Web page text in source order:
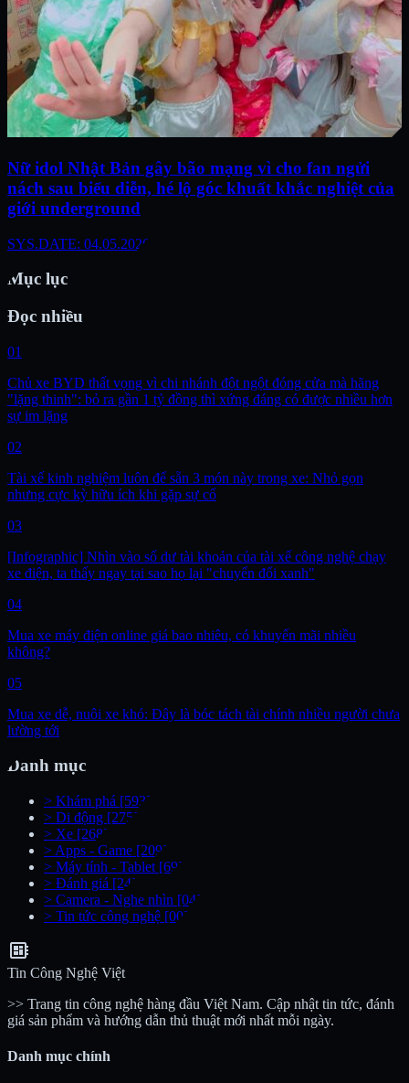
Nữ idol Nhật Bản gây bão mạng vì cho fan ngửi
nách sau biểu diễn, hé lộ góc khuất khắc nghiệt của
giới underground
SYS.DATE: 04.05.2026
Mục lục
Đọc nhiều
01
Chủ xe BYD thất vọng vì chi nhánh đột ngột đóng cửa mà hãng
"lặng thinh": bỏ ra gần 1 tỷ đồng thì xứng đáng có được nhiều hơn
sự im lặng
02
Tài xế kinh nghiệm luôn để sẵn 3 món này trong xe: Nhỏ gọn
nhưng cực kỳ hữu ích khi gặp sự cố
03
[Infographic] Nhìn vào số dư tài khoản của tài xế công nghệ chạy
xe điện, ta thấy ngay tại sao họ lại "chuyển đổi xanh"
04
Mua xe máy điện online giá bao nhiêu, có khuyến mãi nhiều
không?
05
Mua xe dễ, nuôi xe khó: Đây là bóc tách tài chính nhiều người chưa
lường tới
Danh mục
> Khám phá [593]
> Di động [275]
> Xe [268]
> Apps - Game [209]
> Máy tính - Tablet [69]
> Đánh giá [24]
> Camera - Nghe nhìn [04]
> Tin tức công nghệ [00]
developer_board
Tin Công Nghệ Việt
>> Trang tin công nghệ hàng đầu Việt Nam. Cập nhật tin tức, đánh
giá sản phẩm và hướng dẫn thủ thuật mới nhất mỗi ngày.
Danh mục chính